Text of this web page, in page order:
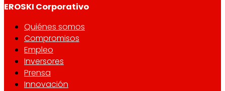
EROSKI Corporativo
Quiénes somos
Compromisos
Empleo
Inversores
Prensa
Innovación